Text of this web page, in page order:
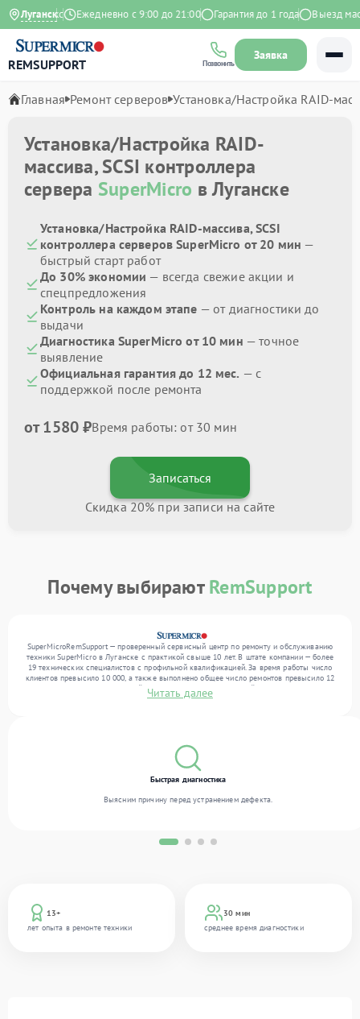
Луганск
на Яндекс Ежедневно с 9:00 до 21:00 Гарантия до 1 года Выезд
REMSUPPORT Позвонить
Заявка
Главная Ремонт серверов Установка/Настройка RAID-
Установка/Настройка RAID-
массива, SCSI контроллера
сервера SuperMicro в Луганске
Установка/Настройка RAID-массива, SCSI
контроллера серверов SuperMicro от 20 мин —
быстрый старт работ
До 30% экономии — всегда свежие акции и
спецпредложения
Контроль на каждом этапе — от диагностики до
выдачи
Диагностика SuperMicro от 10 мин — точное
выявление
Официальная гарантия до 12 мес. — с
поддержкой после ремонта
от 1580 ₽Время работы: от 30 мин
Записаться
Скидка 20% при записи на сайте
Почему выбираютRemSupport
SuperMicroRemSupport — проверенный сервисный центр по ремонту и обслуживанию
техники SuperMicro в Луганске с практикой свыше 10 лет. В штате компании — более
19 технических специалистов с профильной квалификацией. За время работы число
клиентов превысило 10 000, а также выполнено общее число ремонтов превысило 12
000. Ежемесячно в сервисный центр поступает от 300 устройств, включая , , . Мы
беремся за задачи любой сложности и поддерживаем высокий стандарт качества
Читать далее
13+
лет опыта в ремонте техники
30 мин
среднее время диагностики
Быстрая диагностика
Выясним причину перед устранением дефекта.